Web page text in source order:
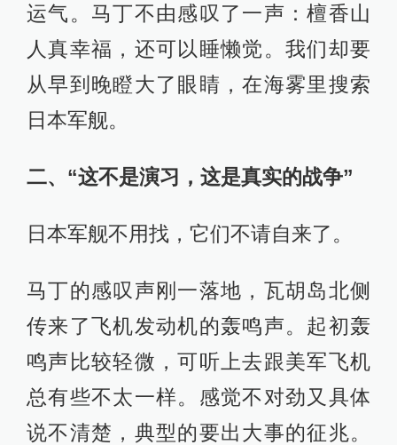
运气。马丁不由感叹了一声：檀香山
人真幸福，还可以睡懒觉。我们却要
从早到晚瞪大了眼睛，在海雾里搜索
日本军舰。
二、“这不是演习，这是真实的战争”
日本军舰不用找，它们不请自来了。
马丁的感叹声刚一落地，瓦胡岛北侧
传来了飞机发动机的轰鸣声。起初轰
鸣声比较轻微，可听上去跟美军飞机
总有些不太一样。感觉不对劲又具体
说不清楚，典型的要出大事的征兆。